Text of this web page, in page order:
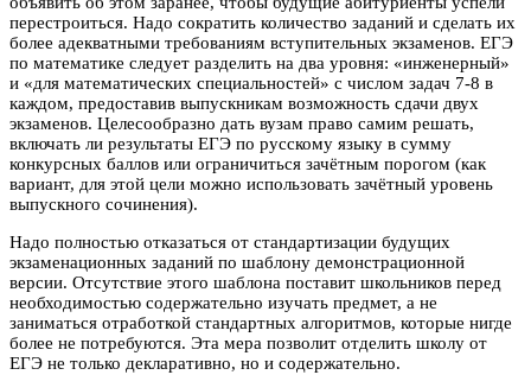
перестроиться. Надо сократить количество заданий и сделать их
более адекватными требованиям вступительных экзаменов. ЕГЭ
по математике следует разделить на два уровня: «инженерный»
и «для математических специальностей» с числом задач 7-8 в
каждом, предоставив выпускникам возможность сдачи двух
экзаменов. Целесообразно дать вузам право самим решать,
включать ли результаты ЕГЭ по русскому языку в сумму
конкурсных баллов или ограничиться зачётным порогом (как
вариант, для этой цели можно использовать зачётный уровень
выпускного сочинения).
Надо полностью отказаться от стандартизации будущих
экзаменационных заданий по шаблону демонстрационной
версии. Отсутствие этого шаблона поставит школьников перед
необходимостью содержательно изучать предмет, а не
заниматься отработкой стандартных алгоритмов, которые нигде
более не потребуются. Эта мера позволит отделить школу от
ЕГЭ не только декларативно, но и содержательно.